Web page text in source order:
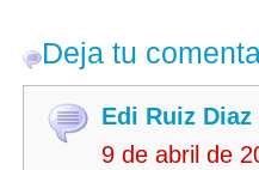
Deja tu
Edi Ruiz Diaz
9 de abril de